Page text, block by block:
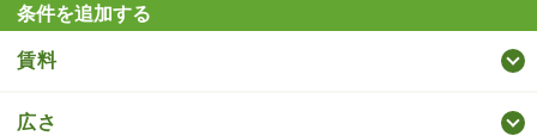
条件を追加する
賃料
広さ